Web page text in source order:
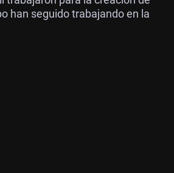
han seguido trabajando en la